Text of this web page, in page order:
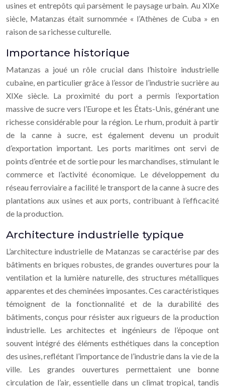
usines et entrepôts qui parsèment le paysage urbain. Au XIXe
siècle, Matanzas était surnommée « l’Athènes de Cuba » en
raison de sa richesse culturelle.
Importance historique
Matanzas a joué un rôle crucial dans l’histoire industrielle
cubaine, en particulier grâce à l’essor de l’industrie sucrière au
XIXe siècle. La proximité du port a permis l’exportation
massive de sucre vers l’Europe et les États-Unis, générant une
richesse considérable pour la région. Le rhum, produit à partir
de la canne à sucre, est également devenu un produit
d’exportation important. Les ports maritimes ont servi de
points d’entrée et de sortie pour les marchandises, stimulant le
commerce et l’activité économique. Le développement du
réseau ferroviaire a facilité le transport de la canne à sucre des
plantations aux usines et aux ports, contribuant à l’efficacité
de la production.
Architecture industrielle typique
L’architecture industrielle de Matanzas se caractérise par des
bâtiments en briques robustes, de grandes ouvertures pour la
ventilation et la lumière naturelle, des structures métalliques
apparentes et des cheminées imposantes. Ces caractéristiques
témoignent de la fonctionnalité et de la durabilité des
bâtiments, conçus pour résister aux rigueurs de la production
industrielle. Les architectes et ingénieurs de l’époque ont
souvent intégré des éléments esthétiques dans la conception
des usines, reflétant l’importance de l’industrie dans la vie de la
ville. Les grandes ouvertures permettaient une bonne
circulation de l’air, essentielle dans un climat tropical, tandis